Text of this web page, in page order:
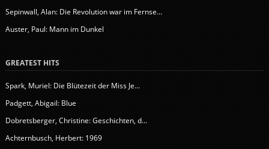
Sepinwall, Alan: Die Revolution war im Fernse...
Auster, Paul: Mann im Dunkel
GREATEST HITS
Spark, Muriel: Die Blütezeit der Miss Je...
Padgett, Abigail: Blue
Dobretsberger, Christine: Geschichten, d...
Achternbusch, Herbert: 1969